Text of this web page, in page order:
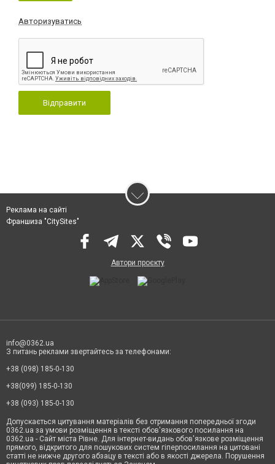
Авторизуватись
Відправити
Реклама на сайті
Франшиза "CitySites"
Автори проєкту
info@0362.ua
З питань реклами звертайтесь за телефонами:
+38 (098) 185-0-130
+38(099) 185-0-130
+38 (093) 185-0-130
Допускається цитування матеріалів без отримання попередньої згоди
0362.ua за умови розміщення в тексті обов'язкового посилання на
0362.ua - Сайт міста Рівне. Для інтернет-видань обов'язкове розміщення
прямого, відкритого для пошукових систем гіперпосилання на цитовані
статті не нижче другого абзацу в тексті або в якості джерела. Порушення